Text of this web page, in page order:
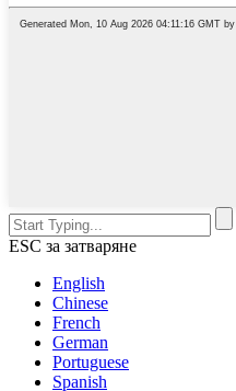
ESC за затваряне
English
Chinese
French
German
Portuguese
Spanish